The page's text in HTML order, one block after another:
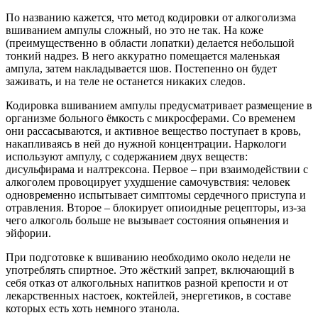
По названию кажется, что метод кодировки от алкоголизма
вшиванием ампулы сложный, но это не так. На коже
(преимущественно в области лопатки) делается небольшой
тонкий надрез. В него аккуратно помещается маленькая
ампула, затем накладывается шов. Постепенно он будет
заживать, и на теле не останется никаких следов.
Кодировка вшиванием ампулы предусматривает размещение в
организме больного ёмкость с микросферами. Со временем
они рассасываются, и активное вещество поступает в кровь,
накапливаясь в ней до нужной концентрации. Наркологи
используют ампулу, с содержанием двух веществ:
дисульфирама и налтрексона. Первое – при взаимодействии с
алкоголем провоцирует ухудшение самочувствия: человек
одновременно испытывает симптомы сердечного приступа и
отравления. Второе – блокирует опиоидные рецепторы, из-за
чего алкоголь больше не вызывает состояния опьянения и
эйфории.
При подготовке к вшиванию необходимо около недели не
употреблять спиртное. Это жёсткий запрет, включающий в
себя отказ от алкогольных напитков разной крепости и от
лекарственных настоек, коктейлей, энергетиков, в составе
которых есть хоть немного этанола.